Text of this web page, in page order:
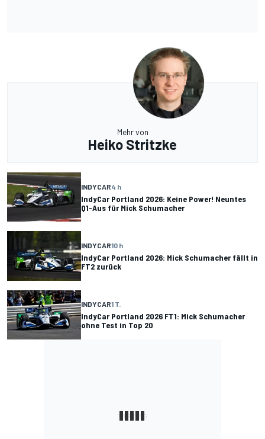
Mehr von
Heiko Stritzke
INDYCAR4 h
IndyCar Portland 2026: Keine Power! Neuntes
Q1-Aus für Mick Schumacher
INDYCAR10 h
IndyCar Portland 2026: Mick Schumacher fällt in
FT2 zurück
INDYCAR1 T.
IndyCar Portland 2026 FT1: Mick Schumacher
ohne Test in Top 20